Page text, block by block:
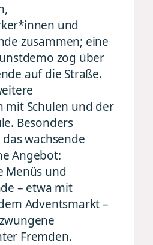
und
zusammen; eine
zog über
auf die Straße.
mit Schulen und der
Besonders
wachsende
Angebot:
Menüs und
– etwa mit
Adventsmarkt –
Fremden.